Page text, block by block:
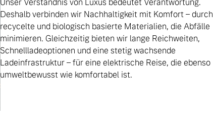
Unser Verständnis von Luxus bedeutet Verantwortung.
Deshalb verbinden wir Nachhaltigkeit mit Komfort – durch
recycelte und biologisch basierte Materialien, die Abfälle
minimieren. Gleichzeitig bieten wir lange Reichweiten,
Schnellladeoptionen und eine stetig wachsende
Ladeinfrastruktur – für eine elektrische Reise, die ebenso
umweltbewusst wie komfortabel ist.